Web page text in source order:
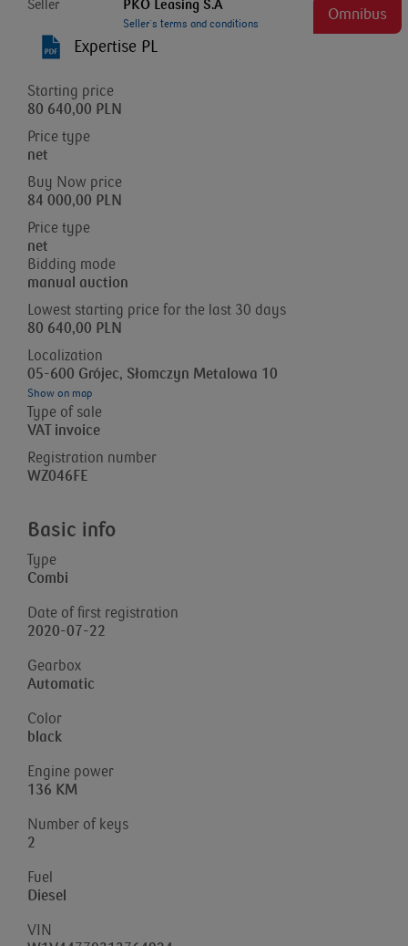
Seller PKO Leasing S.A
Seller`s terms and conditions
Omnibus
Expertise PL
Starting price
80 640,00 PLN
Price type
net
Buy Now price
84 000,00 PLN
Price type
net
Bidding mode
manual auction
Lowest starting price for the last 30 days
80 640,00 PLN
Localization
05-600 Grójec, Słomczyn Metalowa 10
Show on map
Type of sale
VAT invoice
Registration number
WZ046FE
Basic info
Type
Combi
Date of first registration
2020-07-22
Gearbox
Automatic
Color
black
Engine power
136 KM
Number of keys
2
Fuel
Diesel
VIN